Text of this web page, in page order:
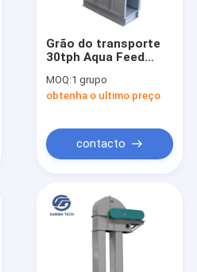
Grão do transporte
30tph Aqua Feed
da cubeta do
elevador de grão dos
MOQ:1 grupo
obtenha o ultimo preço
contacto